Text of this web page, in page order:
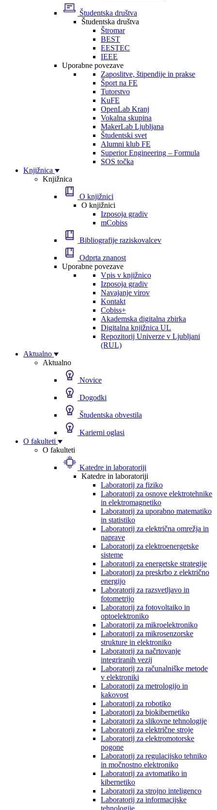
Študentska društva
Študentska društva
Štromar
BEST
EESTEC
IEEE
Uporabne povezave
Zaposlitve, štipendije in prakse
Šport na FE
Tutorstvo
KuFE
OpenLab Kranj
Vokalna skupina
MakerLab Ljubljana
Študentski svet
Alumni klub FE
Superior Engineering – Formula
SOS točka
Knjižnica
Knjižnica
O knjižnici
O knjižnici
Izposoja gradiv
mCobiss
Bibliografije raziskovalcev
Odprta znanost
Uporabne povezave
Vpis v knjižnico
Izposoja gradiv
Navajanje virov
Kontakt
Cobiss+
Akademska digitalna zbirka
Digitalna knjižnica UL
Repozitorij Univerze v Ljubljani
(RUL)
Aktualno
Aktualno
Novice
Dogodki
Študentska obvestila
Karierni oglasi
O fakulteti
O fakulteti
Katedre in laboratoriji
Katedre in laboratoriji
Laboratorij za fiziko
Laboratorij za osnove elektrotehnike
in elektromagnetiko
Laboratorij za uporabno matematiko
in statistiko
Laboratorij za električna omrežja in
naprave
Laboratorij za elektroenergetske
sisteme
Laboratorij za energetske strategije
Laboratorij za preskrbo z električno
energijo
Laboratorij za razsvetljavo in
fotometrijo
Laboratorij za fotovoltaiko in
optoelektroniko
Laboratorij za mikroelektroniko
Laboratorij za mikrosenzorske
strukture in elektroniko
Laboratorij za načrtovanje
integriranih vezij
Laboratorij za računalniške metode
v elektroniki
Laboratorij za metrologijo in
kakovost
Laboratorij za robotiko
Laboratorij za biokibernetiko
Laboratorij za slikovne tehnologije
Laboratorij za električne stroje
Laboratorij za elektromotorske
pogone
Laboratorij za regulacijsko tehniko
in močnostno elektroniko
Laboratorij za avtomatiko in
kibernetiko
Laboratorij za strojno inteligenco
Laboratorij za informacijske
tehnologije